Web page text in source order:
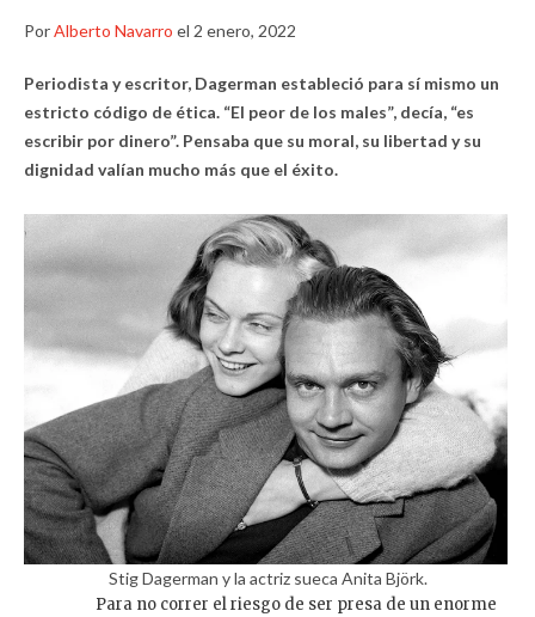
PorAlberto Navarro el 2 enero, 2022
Periodista y escritor, Dagerman estableció para sí mismo un
estricto código de ética. “El peor de los males”, decía, “es
escribir por dinero”. Pensaba que su moral, su libertad y su
dignidad valían mucho más que el éxito.
Stig Dagerman y la actriz sueca Anita Björk.
Para no correr el riesgo de ser presa de un enorme